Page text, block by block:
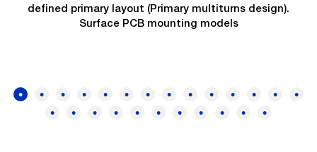
defined primary layout (Primary multiturns design).
Surface PCB mounting models